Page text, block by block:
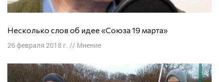
Несколько слов об идее «Союза 19 марта»
26 февраля 2018 г. // Мнение